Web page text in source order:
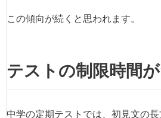
この傾向が続くと思われます。
テストの制限時間
中学の定期テストでは、初見文の